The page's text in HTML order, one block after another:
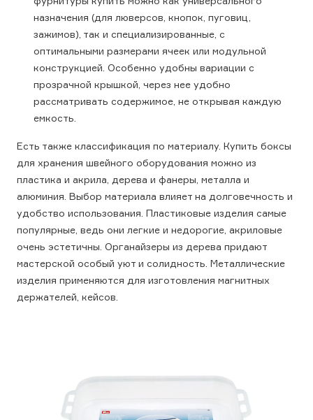
назначения (для люверсов, кнопок, пуговиц,
зажимов), так и специализированные, с
оптимальными размерами ячеек или модульной
конструкцией. Особенно удобны вариации с
прозрачной крышкой, через нее удобно
рассматривать содержимое, не открывая каждую
емкость.
Есть также классификация по материалу. Купить боксы
для хранения швейного оборудования можно из
пластика и акрила, дерева и фанеры, металла и
алюминия. Выбор материала влияет на долговечность и
удобство использования. Пластиковые изделия самые
популярные, ведь они легкие и недорогие, акриловые
очень эстетичны. Органайзеры из дерева придают
мастерской особый уют и солидность. Металлические
изделия применяются для изготовления магнитных
держателей, кейсов.